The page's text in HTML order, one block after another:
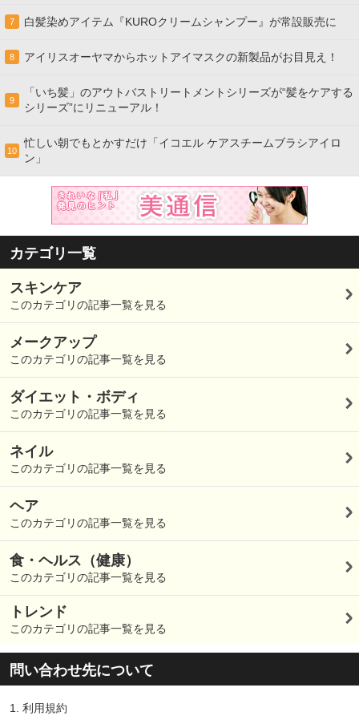
7 白髪染めアイテム『KUROクリームシャンプー』が常設販売に
8 アイリスオーヤマからホットアイマスクの新製品がお目見え！
9
「いち髪」のアウトバストリートメントシリーズが“髪をケアする
シリーズ”にリニューアル！
10
忙しい朝でもとかすだけ「イコエル ケアスチームブラシアイロ
ン」
カテゴリ一覧
スキンケア
このカテゴリの記事一覧を見る
メークアップ
このカテゴリの記事一覧を見る
ダイエット・ボディ
このカテゴリの記事一覧を見る
ネイル
このカテゴリの記事一覧を見る
ヘア
このカテゴリの記事一覧を見る
食・ヘルス（健康）
このカテゴリの記事一覧を見る
トレンド
このカテゴリの記事一覧を見る
問い合わせ先について
1. 利用規約